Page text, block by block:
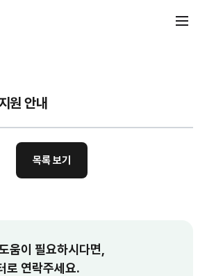
원 안내
목록 보기
움이 필요하시다면,
로 연락주세요.